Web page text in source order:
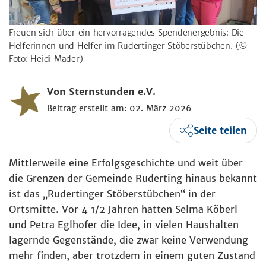
Freuen sich über ein hervorragendes Spendenergebnis: Die
Helferinnen und Helfer im Rudertinger Stöberstübchen. (©
Foto: Heidi Mader)
Von Sternstunden e.V.
Beitrag erstellt am: 02. März 2026
Seite teilen
Mittlerweile eine Erfolgsgeschichte und weit über
die Grenzen der Gemeinde Ruderting hinaus bekannt
ist das „Rudertinger Stöberstübchen“ in der
Ortsmitte. Vor 4 1/2 Jahren hatten Selma Köberl
und Petra Eglhofer die Idee, in vielen Haushalten
lagernde Gegenstände, die zwar keine Verwendung
mehr finden, aber trotzdem in einem guten Zustand